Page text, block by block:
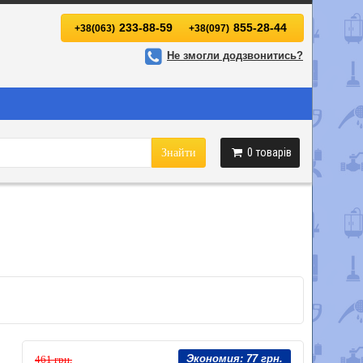
+38(063) 233-88-59 +38(097) 855-28-44
Не змогли додзвонитись?
0 товарів
Знайти
Экономия: 77 грн.
461 грн.